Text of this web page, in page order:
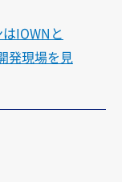
IOWNと
発現場を見